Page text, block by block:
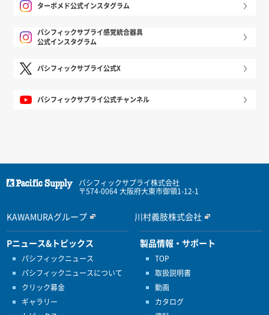
ターボメド公式インスタグラム
パシフィックサプライ感覚統合器具
公式インスタグラム
パシフィックサプライ公式X
パシフィックサプライ公式チャンネル
パシフィックサプライ株式会社
〒574-0064 大阪府大東市御領1-12-1
KAWAMURAグループ 川村義肢株式会社
Pニュース&トピックス
パシフィックニュース
パシフィックニュースについて
クリック募金
ギャラリー
製品情報・サポート
TOP
取扱説明書
動画
カタログ